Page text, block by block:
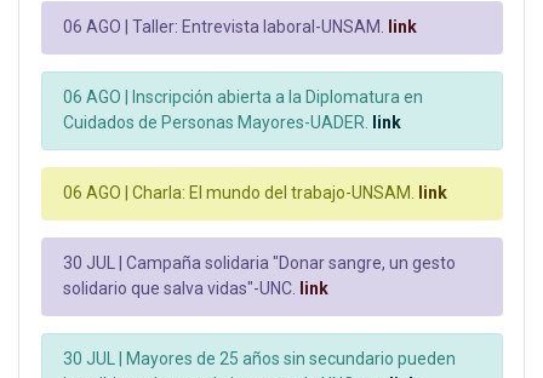
06 AGO | Taller: Entrevista laboral-UNSAM. link
06 AGO |
Inscripción abierta a la Diplomatura en
Cuidados de Personas Mayores-UADER. link
06 AGO | Charla: El mundo del trabajo-UNSAM. link
30 JUL | Campaña solidaria "Donar sangre, un gesto
solidario que salva vidas"-UNC. link
30 JUL |
Mayores de 25 años sin secundario pueden